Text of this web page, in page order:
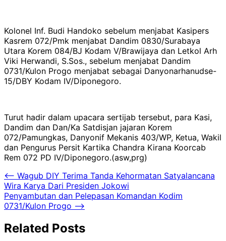
Kolonel Inf. Budi Handoko sebelum menjabat Kasipers
Kasrem 072/Pmk menjabat Dandim 0830/Surabaya
Utara Korem 084/BJ Kodam V/Brawijaya dan Letkol Arh
Viki Herwandi, S.Sos., sebelum menjabat Dandim
0731/Kulon Progo menjabat sebagai Danyonarhanudse-
15/DBY Kodam IV/Diponegoro.
Turut hadir dalam upacara sertijab tersebut, para Kasi,
Dandim dan Dan/Ka Satdisjan jajaran Korem
072/Pamungkas, Danyonif Mekanis 403/WP, Ketua, Wakil
dan Pengurus Persit Kartika Chandra Kirana Koorcab
Rem 072 PD IV/Diponegoro.(asw,prg)
Navigasi
pos
⟵ Wagub DIY Terima Tanda Kehormatan Satyalancana
Wira Karya Dari Presiden Jokowi
Penyambutan dan Pelepasan Komandan Kodim
0731/Kulon Progo ⟶
Related Posts